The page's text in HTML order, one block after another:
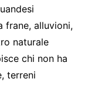
frane, alluvioni,
naturale
chi non ha
terreni